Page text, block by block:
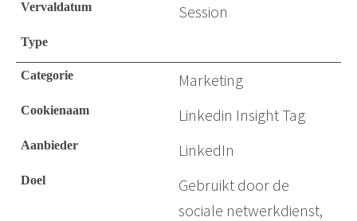
Session
Marketing
Linkedin Insight Tag
LinkedIn
Gebruikt door de
sociale netwerkdienst,